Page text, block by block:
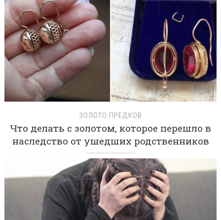
ЗОЛОТО ПРЕДКОВ
Что делать с золотом, которое перешло в
наследство от ушедших родственников